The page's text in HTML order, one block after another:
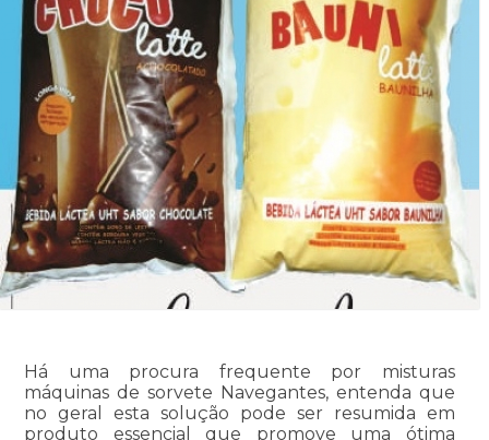
Há uma procura frequente por misturas
máquinas de sorvete Navegantes, entenda que
no geral esta solução pode ser resumida em
produto essencial que promove uma ótima